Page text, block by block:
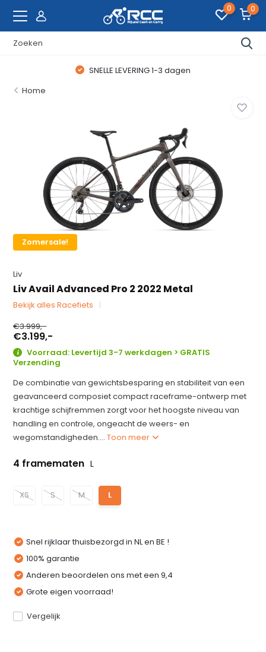
0 0
SNELLE LEVERING 1-3 dagen
Home
Zomersale!
Liv
Liv Avail Advanced Pro 2 2022 Metal
Bekijk alles Racefiets
€3.999,-
€3.199,-
Voorraad: Levertijd 3-7 werkdagen > GRATIS
Verzending
De combinatie van gewichtsbesparing en stabiliteit van een
geavanceerd composiet compact raceframe-ontwerp met
krachtige schijfremmen zorgt voor het hoogste niveau van
handling en controle, ongeacht de weers- en
wegomstandigheden....Toon meer
4 framematen L
XS S M L
Snel rijklaar thuisbezorgd in NL en BE !
100% garantie
Anderen beoordelen ons met een 9,4
Grote eigen voorraad!
Vergelijk